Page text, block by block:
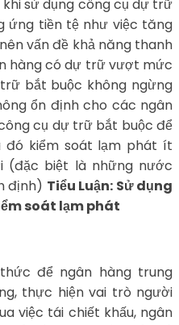
sử dụng công cụ dự trữ
ứng tiền tệ như việc tăng
vấn đề khả năng thanh
hàng có dự trữ vượt mức
bắt buộc không ngừng
ổn định cho các ngân
cụ dự trữ bắt buộc để
đó kiểm soát lạm phát ít
(đặc biệt là những nước
định) Tiểu Luận: Sử dụng
soát lạm phát
để ngân hàng trung
thực hiện vai trò người
việc tái chiết khấu, ngân